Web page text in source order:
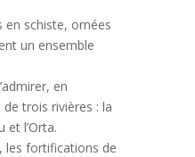
en schiste, ornées
un ensemble
en
trois rivières : la
et l’Orta.
les fortifications de